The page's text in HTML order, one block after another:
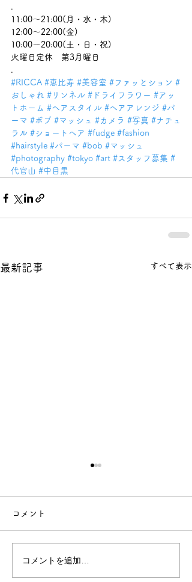
.
11:00～21:00(月・水・木)
12:00～22:00(金)
10:00～20:00(土・日・祝)
火曜日定休　第3月曜日
.
#RICCA #恵比寿 #美容室 #ファッとション #
おしゃれ #リンネル #ドライフラワー #アッ
トホーム #ヘアスタイル #ヘアアレンジ #パ
ーマ #ボブ #マッシュ #カメラ #写真 #ナチュ
ラル #ショートヘア #fudge #fashion
#hairstyle #パーマ #bob #マッシュ
#photography #tokyo #art #スタッフ募集 #
代官山 #中目黒
最新記事 すべて表示
せ】
今年
もたくさんのお客様にご来店
コメント
コメントを追加…